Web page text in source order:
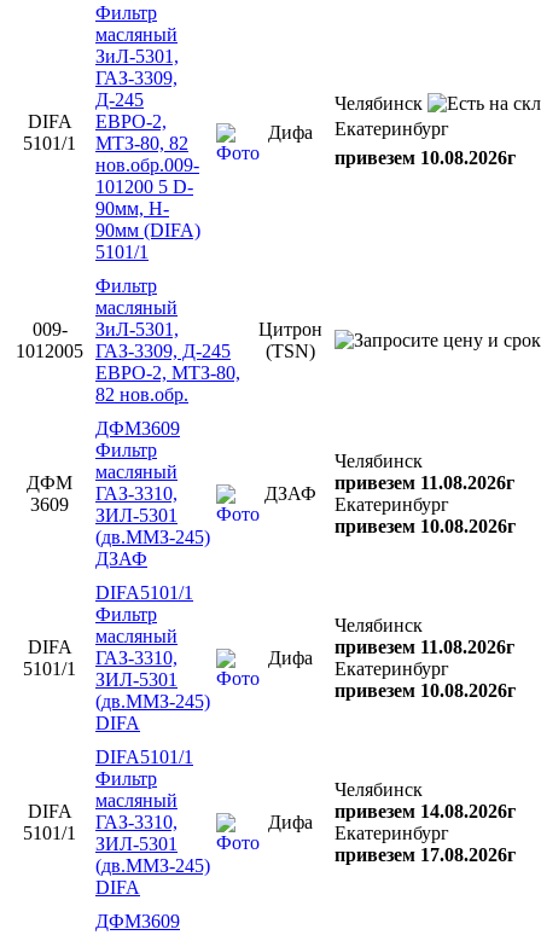
DIFA
5101/1
Фильтр
масляный
ЗиЛ-5301,
ГАЗ-3309,
Д-245
ЕВРО-2,
МТЗ-80, 82
нов.обр.009-
101200 5 D-
90мм, H-
90мм (DIFA)
5101/1
Дифа
Челябинск
Екатеринбург
привезем 10.08.2026г
009-
1012005
Фильтр
масляный
ЗиЛ-5301,
ГАЗ-3309, Д-245
ЕВРО-2, МТЗ-80,
82 нов.обр.
Цитрон
(TSN)
ДФМ
3609
ДФМ3609
Фильтр
масляный
ГАЗ-3310,
ЗИЛ-5301
(дв.ММЗ-245)
ДЗАФ
ДЗАФ
Челябинск
привезем 11.08.2026г
Екатеринбург
привезем 10.08.2026г
DIFA
5101/1
DIFA5101/1
Фильтр
масляный
ГАЗ-3310,
ЗИЛ-5301
(дв.ММЗ-245)
DIFA
Дифа
Челябинск
привезем 11.08.2026г
Екатеринбург
привезем 10.08.2026г
DIFA
5101/1
DIFA5101/1
Фильтр
масляный
ГАЗ-3310,
ЗИЛ-5301
(дв.ММЗ-245)
DIFA
Дифа
Челябинск
привезем 14.08.2026г
Екатеринбург
привезем 17.08.2026г
ДФМ3609